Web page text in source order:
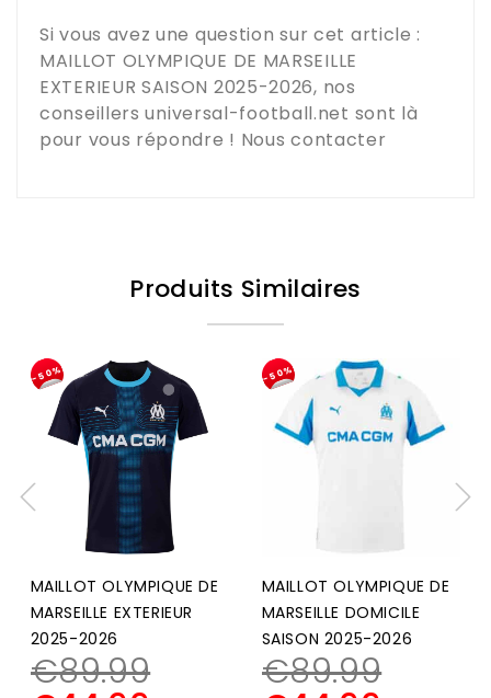
Si vous avez une question sur cet article :
MAILLOT OLYMPIQUE DE MARSEILLE
EXTERIEUR SAISON 2025-2026, nos
conseillersuniversal-football.net sont là
pour vous répondre ! Nous contacter
Produits Similaires
-50%
MAILLOT OLYMPIQUE DE
MARSEILLE EXTERIEUR
2025-2026
€89.99
-50%
MAILLOT OLYMPIQUE DE
MARSEILLE DOMICILE
SAISON 2025-2026
€89.99